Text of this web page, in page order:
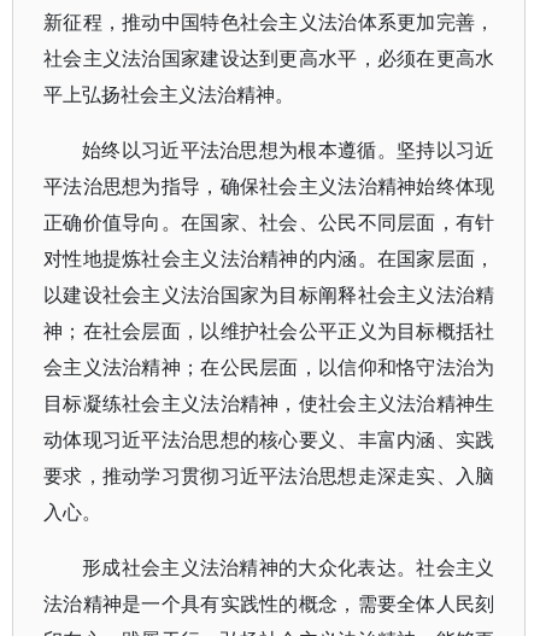
新征程，推动中国特色社会主义法治体系更加完善，
社会主义法治国家建设达到更高水平，必须在更高水
平上弘扬社会主义法治精神。
始终以习近平法治思想为根本遵循。坚持以习近
平法治思想为指导，确保社会主义法治精神始终体现
正确价值导向。在国家、社会、公民不同层面，有针
对性地提炼社会主义法治精神的内涵。在国家层面，
以建设社会主义法治国家为目标阐释社会主义法治精
神；在社会层面，以维护社会公平正义为目标概括社
会主义法治精神；在公民层面，以信仰和恪守法治为
目标凝练社会主义法治精神，使社会主义法治精神生
动体现习近平法治思想的核心要义、丰富内涵、实践
要求，推动学习贯彻习近平法治思想走深走实、入脑
入心。
形成社会主义法治精神的大众化表达。社会主义
法治精神是一个具有实践性的概念，需要全体人民刻